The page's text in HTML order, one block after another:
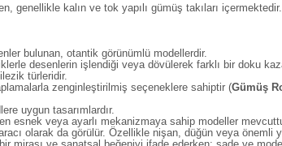
genellikle kalın ve tok yapılı gümüş takıları
bulunan, otantik görünümlü modellerdir.
desenlerin işlendiği veya dövülerek farklı bir doku
türleridir.
zenginleştirilmiş seçeneklere sahiptir (Gümüş
uygun tasarımlardır.
esnek veya ayarlı mekanizmaya sahip modeller
olarak da görülür. Özellikle nişan, düğün veya
ve sanatsal beğeniyi ifade ederken; sade ve